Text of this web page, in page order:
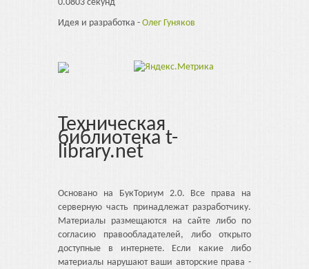
0.0803 секунд
Идея и разработка - Олег Гуняков
Техническая
библиотека t-
library.net
Основано на БукТориум 2.0. Все права на
серверную часть принадлежат разработчику.
Материалы размещаются на сайте либо по
согласию правообладателей, либо открыто
доступные в интернете. Если какие либо
материалы нарушают ваши авторские права -